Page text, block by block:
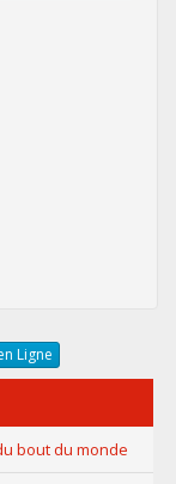
Ligne
bout du monde